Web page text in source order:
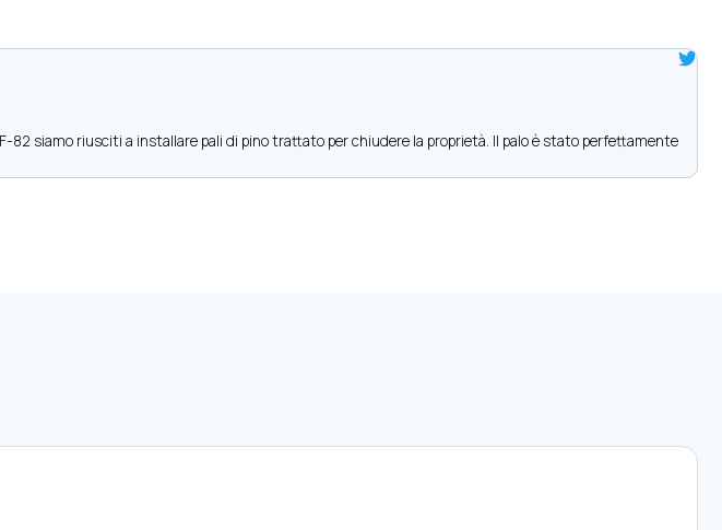
siamo riusciti a installare pali di pino trattato per chiudere la proprietà. Il palo è stato perfettamente